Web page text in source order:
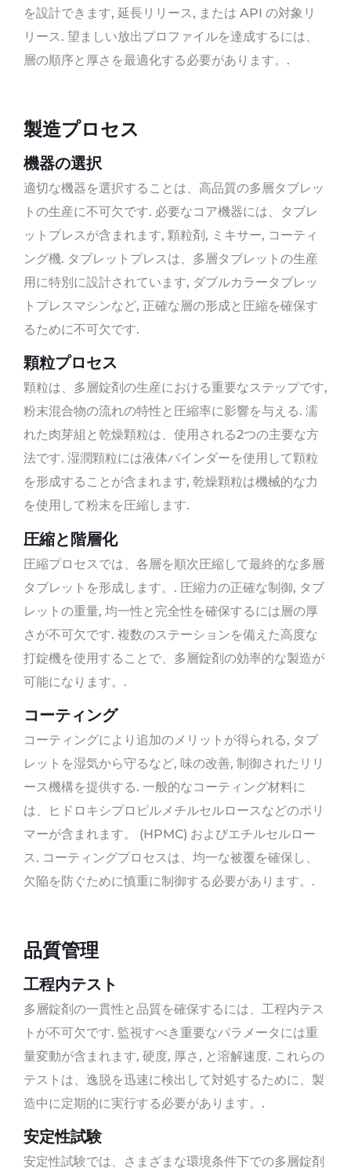
を設計できます, 延長リリース, または API の対象リ
リース. 望ましい放出プロファイルを達成するには、
層の順序と厚さを最適化する必要があります。.
製造プロセス
機器の選択
適切な機器を選択することは、高品質の多層タブレッ
トの生産に不可欠です. 必要なコア機器には、タブレ
ットプレスが含まれます, 顆粒剤, ミキサー, コーティ
ング機. タブレットプレスは、多層タブレットの生産
用に特別に設計されています, ダブルカラータブレッ
トプレスマシンなど, 正確な層の形成と圧縮を確保す
るために不可欠です.
顆粒プロセス
顆粒は、多層錠剤の生産における重要なステップです,
粉末混合物の流れの特性と圧縮率に影響を与える. 濡
れた肉芽組と乾燥顆粒は、使用される2つの主要な方
法です. 湿潤顆粒には液体バインダーを使用して顆粒
を形成することが含まれます, 乾燥顆粒は機械的な力
を使用して粉末を圧縮します.
圧縮と階層化
圧縮プロセスでは、各層を順次圧縮して最終的な多層
タブレットを形成します。. 圧縮力の正確な制御, タブ
レットの重量, 均一性と完全性を確保するには層の厚
さが不可欠​​です. 複数のステーションを備えた高度な
打錠機を使用することで、多層錠剤の効率的な製造が
可能になります。.
コーティング
コーティングにより追加のメリットが得られる, タブ
レットを湿気から守るなど, 味の改善, 制御されたリリ
ース機構を提供する. 一般的なコーティング材料に
は、ヒドロキシプロピルメチルセルロースなどのポリ
マーが含まれます。 (HPMC) およびエチルセルロー
ス. コーティングプロセスは、均一な被覆を確保し、
欠陥を防ぐために慎重に制御する必要があります。.
品質管理
工程内テスト
多層錠剤の一貫性と品質を確保するには、工程内テス
トが不可欠です. 監視すべき重要なパラメータには重
量変動が含まれます, 硬度, 厚さ, と溶解速度. これらの
テストは、逸脱を迅速に検出して対処するために、製
造中に定期的に実行する必要があります。.
安定性試験
安定性試験では、さまざまな環境条件下での多層錠剤